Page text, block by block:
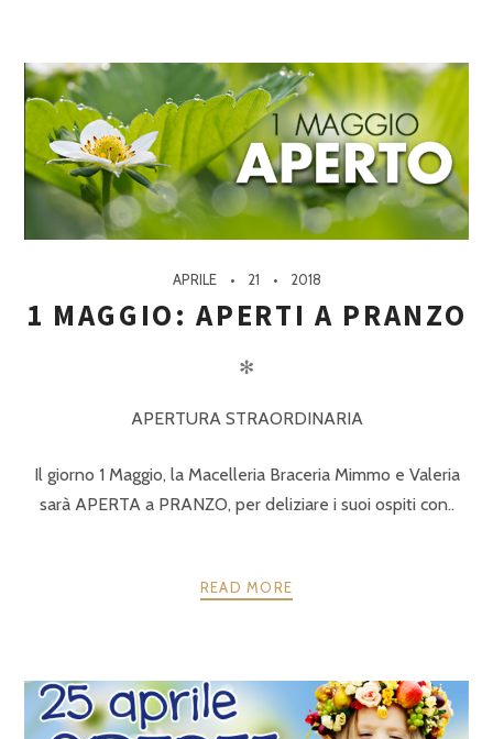
APRILE 21 2018
1 MAGGIO: APERTI A PRANZO
✻
APERTURA STRAORDINARIA
Il giorno 1 Maggio, la Macelleria Braceria Mimmo e Valeria
sarà APERTA a PRANZO, per deliziare i suoi ospiti con..
READ MORE